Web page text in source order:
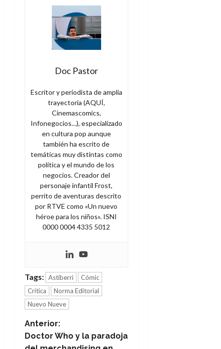
Doc Pastor
Escritor y periodista de amplia
trayectoria (AQUÍ,
Cinemascomics,
Infonegocios…), especializado
en cultura pop aunque
también ha escrito de
temáticas muy distintas como
política y el mundo de los
negocios. Creador del
personaje infantil Frost,
perrito de aventuras descrito
por RTVE como «Un nuevo
héroe para los niños». ISNI
0000 0004 4335 5012
Tags: Astiberri
Cómic
Crítica
Norma Editorial
Nuevo Nueve
N
Anterior:
Doctor Who y la paradoja